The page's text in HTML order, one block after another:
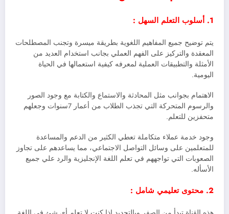
1. أسلوب التعلم السهل :
يتم توضيح جميع المفاهيم اللغوية بطريقة ميسرة وتجنب المصطلحات
المعقدة والتركيز على الفهم العملي بجانب استخدام العديد من
الأمثلة والتطبيقات العملية لمعرفه كيفية استعمالها في الحياة
اليومية.
الاهتمام بجوانب مثل المحادثة والاستماع والكتابة مع وجود الصور
والرسوم المتحركة التي تجذب الطلاب من أعمار 7سنوات وجعلهم
متحفزين للتعلم.
وجود خدمة عملاء متكاملة تعطي الكثير من الدعم والمساعدة
للمتعلمين على وسائل التواصل الاجتماعي، مما يساعدهم على تجاوز
الصعوبات التي تواجههم في تعلم اللغة الإنجليزية والرد علي جميع
الأسأله.
2. محتوى تعليمي شامل :